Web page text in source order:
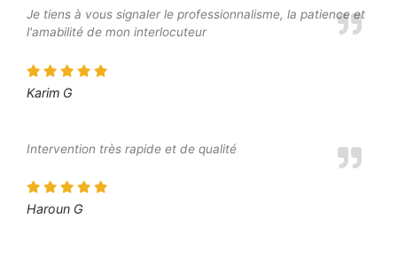
Je tiens à vous signaler le professionnalisme, la patience et
l'amabilité de mon interlocuteur
Karim G
Intervention très rapide et de qualité
Haroun G